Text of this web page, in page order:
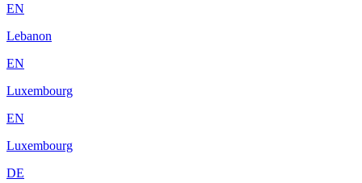
EN
Lebanon
EN
Luxembourg
EN
Luxembourg
DE